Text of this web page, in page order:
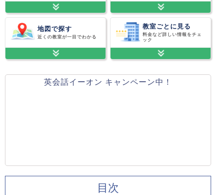
地図で探す
近くの教室が一目でわかる
教室ごとに見る
料金など詳しい情報をチェ
ック
英会話イーオン キャンペーン中！
目次